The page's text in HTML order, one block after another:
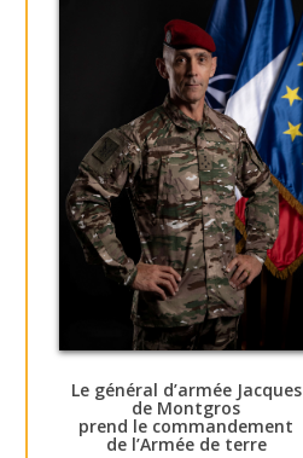
Le général d’armée Jacques
de Montgros
prend le commandement
de l’Armée de terre